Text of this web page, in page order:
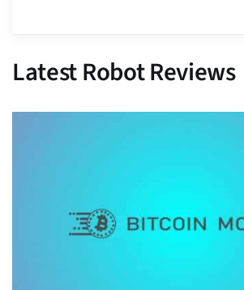
Latest Robot Reviews